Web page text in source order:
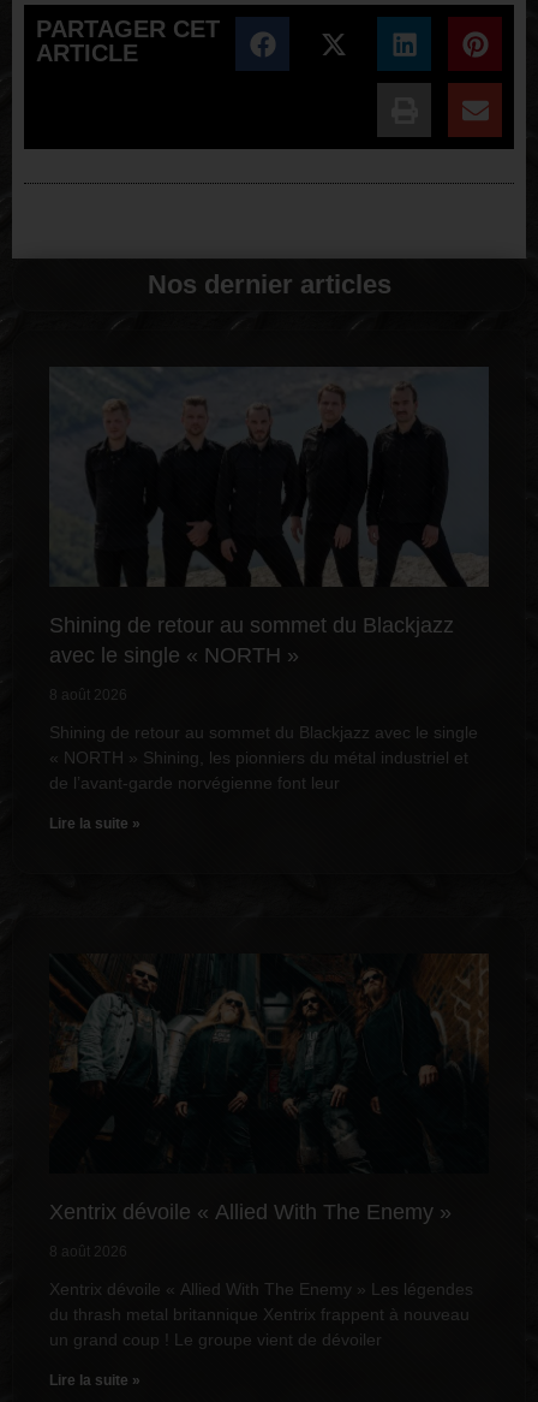
PARTAGER CET
ARTICLE
Nos dernier articles
Shining de retour au sommet du Blackjazz
avec le single « NORTH »
8 août 2026
Shining de retour au sommet du Blackjazz avec le single
« NORTH » Shining, les pionniers du métal industriel et
de l’avant-garde norvégienne font leur
Lire la suite »
Xentrix dévoile « Allied With The Enemy »
8 août 2026
Xentrix dévoile « Allied With The Enemy » Les légendes
du thrash metal britannique Xentrix frappent à nouveau
un grand coup ! Le groupe vient de dévoiler
Lire la suite »